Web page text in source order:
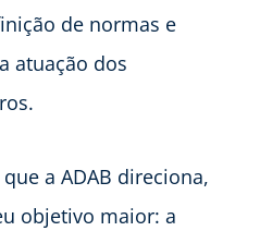
de normas e
atuação dos
a ADAB direciona,
objetivo maior: a